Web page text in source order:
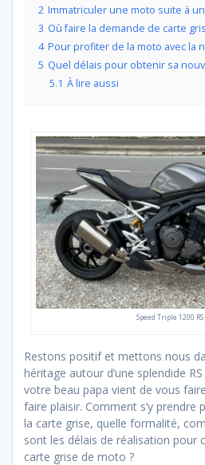
2 Immatriculer une moto suite à
3 Où faire la demande de carte
4 Pour profiter de la moto avec la
5 Quel délais pour obtenir sa
5.1 À lire aussi
Speed Triple 1200 RS
Restons positif et mettons nous
héritage autour d’une splendide
votre beau papa vient de vous
faire plaisir. Comment s’y prendre
la carte grise, quelle formalité,
sont les délais de réalisation pour
carte grise de moto ?